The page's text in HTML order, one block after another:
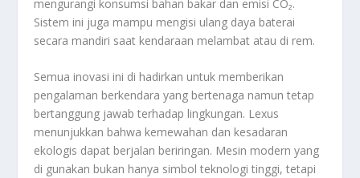
mengurangi konsumsi bahan bakar dan emisi CO₂.
Sistem ini juga mampu mengisi ulang daya baterai
secara mandiri saat kendaraan melambat atau di rem.
Semua inovasi ini di hadirkan untuk memberikan
pengalaman berkendara yang bertenaga namun tetap
bertanggung jawab terhadap lingkungan. Lexus
menunjukkan bahwa kemewahan dan kesadaran
ekologis dapat berjalan beriringan. Mesin modern yang
di gunakan bukan hanya simbol teknologi tinggi, tetapi